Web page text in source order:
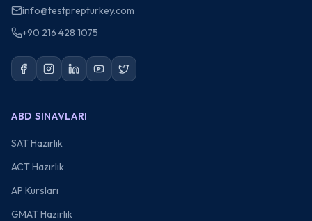
info@testprepturkey.com
+90 216 428 1075
ABD SINAVLARI
SAT Hazırlık
ACT Hazırlık
AP Kursları
GMAT Hazırlık